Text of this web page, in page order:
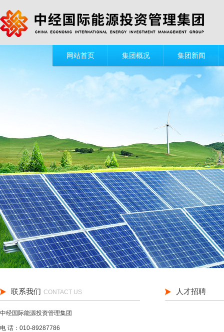
网站首页 集团概况 集团新闻
联系我们 CONTACT US
中经国际能源投资管理集团
电 话：010-89287786
人才招聘